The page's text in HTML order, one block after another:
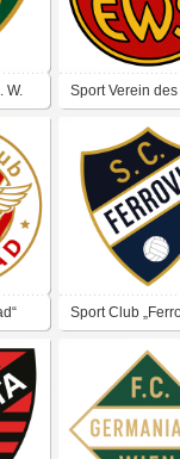
W. Sport Verein des
Simmering
Sport Club